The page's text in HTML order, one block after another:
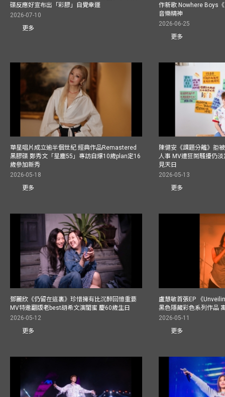
碟反應好宣布出「彩膠」自覺幸運
2026-07-10
更多
作新歌 Nowhere Boys
音樂精神
2026-06-25
更多
華星唱片成立逾半個世紀 經典作品Remastered
黑膠碟 鄭秀文「星塵55」專訪自爆10歲plan定16
歲參加新秀
2026-05-18
更多
陳健安《課題分離》拒
人事 MV遭狂鬧騷擾仍
見天日
2026-05-13
更多
鄧麗欣《仍留在這裏》珍惜擁有比沉醉回憶重要
MV特邀翻版老best胡希文演閨蜜 慶60歲生日
2026-05-12
更多
盧慧敏首張EP 《
黑色隱藏彩色系列作品
2026-05-11
更多